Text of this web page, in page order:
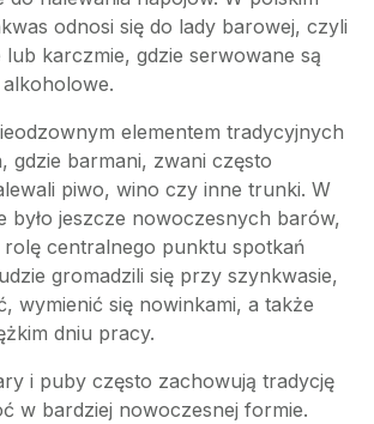
odnosi się do lady barowej, czyli
lub karczmie, gdzie serwowane są
alkoholowe.
elementem tradycyjnych
gdzie barmani, zwani często
piwo, wino czy inne trunki. W
było jeszcze nowoczesnych barów,
rolę centralnego punktu spotkań
gromadzili się przy szynkwasie,
wymienić się nowinkami, a także
dniu pracy.
i puby często zachowują tradycję
w bardziej nowoczesnej formie.